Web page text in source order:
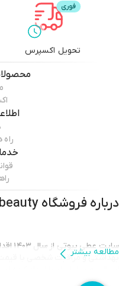
تحویل اکسپرس
درباره فروشگاه
بهداشتی و مراقبت شخصی با
مطالعه بیشتر